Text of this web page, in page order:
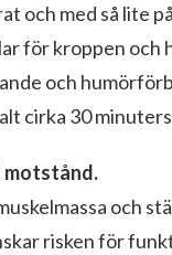
och med så lite
för kroppen och
och
cirka 30
motstånd.
och
risken för